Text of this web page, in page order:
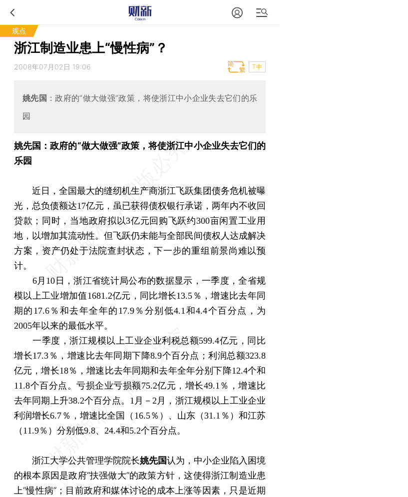
观点
浙江制造业患上“慢性病”？
2008年07月02日 19:06 T中
姚先国 ：政府的“做大做强”政策，将使浙江中小企业失去它们的乐
园
姚先国：政府的“做大做强”政策，将使浙江中小企业失去它们的
乐园
近日，全国最大的缝纫机生产商浙江飞跃集团债务危机被曝
光，总负债额达17亿元，虽已获得债权银行承诺，两年内不收回
贷款；同时，当地政府拟以3亿元回购飞跃约300亩闲置工业用
地，以增加其流动性。但飞跃仍未能与全部民间债权人达成解决
方案，资产仍处于法院查封状态，下一步的重组前景尚难以预
计。
6月10日，浙江省统计局公布的数据显示，一季度，全省规
模以上工业增加值1681.2亿元，同比增长13.5％，增速比去年同
期的17.6％和去年全年的17.9％分别低4.1和4.4个百分点，为
2005年以来的最低水平。
一季度，浙江规模以上工业企业利税总额599.4亿元，同比
增长17.3％，增速比去年同期下降8.9个百分点；利润总额323.8
亿元，增长18％，增速比去年同期和去年全年分别下降12.4个和
11.8个百分点。亏损企业亏损额75.2亿元，增长49.1％，增速比
去年同期上升38.2个百分点。1月－2月，浙江规模以上工业企业
利润增长6.7％，增速比全国（16.5％）、山东（31.1％）和江苏
（11.9％）分别低9.8、24.4和5.2个百分点。
浙江大学公共管理学院院长姚先国认为，中小企业陷入困境
的根本原因是政府“扶强做大”的政策方针，这使得浙江制造业患
上“慢性病”；目前政府和媒体讨论的成本上涨等因素，只是近期